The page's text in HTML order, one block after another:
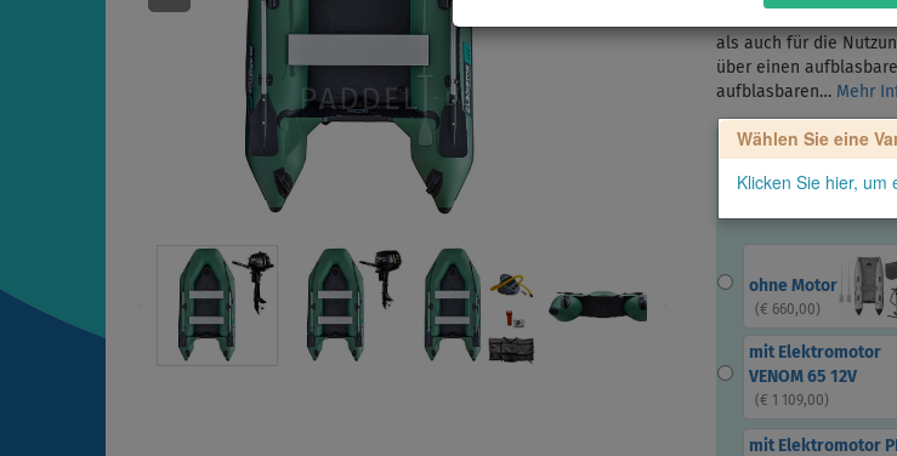
Das Gladiator AK300
als auch für die
über einen
aufblasbaren… Mehr
Wählen Sie eine
Klicken Sie hier, um
ohne Motor
(€ 660,00)
mit Elektromotor
VENOM 65 12V
(€ 1 109,00)
mit Elektromotor